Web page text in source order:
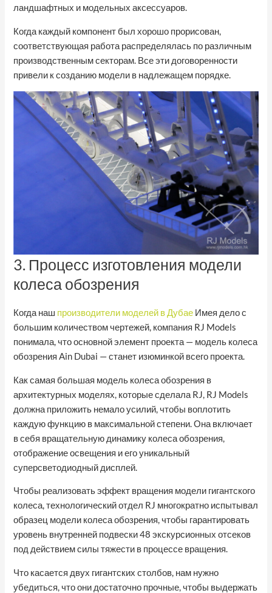
ландшафтных и модельных аксессуаров.
Когда каждый компонент был хорошо прорисован,
соответствующая работа распределялась по различным
производственным секторам. Все эти договоренности
привели к созданию модели в надлежащем порядке.
3. Процесс изготовления модели
колеса обозрения
Когда наш производители моделей в Дубае Имея дело с
большим количеством чертежей, компания RJ Models
понимала, что основной элемент проекта — модель колеса
обозрения Ain Dubai — станет изюминкой всего проекта.
Как самая большая модель колеса обозрения в
архитектурных моделях, которые сделала RJ, RJ Models
должна приложить немало усилий, чтобы воплотить
каждую функцию в максимальной степени. Она включает
в себя вращательную динамику колеса обозрения,
отображение освещения и его уникальный
суперсветодиодный дисплей.
Чтобы реализовать эффект вращения модели гигантского
колеса, технологический отдел RJ многократно испытывал
образец модели колеса обозрения, чтобы гарантировать
уровень внутренней подвески 48 экскурсионных отсеков
под действием силы тяжести в процессе вращения.
Что касается двух гигантских столбов, нам нужно
убедиться, что они достаточно прочные, чтобы выдержать